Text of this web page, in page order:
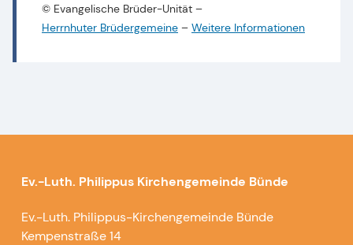
© Evangelische Brüder-Unität –
Herrnhuter Brüdergemeine – Weitere Informationen
Ev.-Luth. Philippus Kirchengemeinde Bünde
Ev.-Luth. Philippus-Kirchengemeinde Bünde
Kempenstraße 14